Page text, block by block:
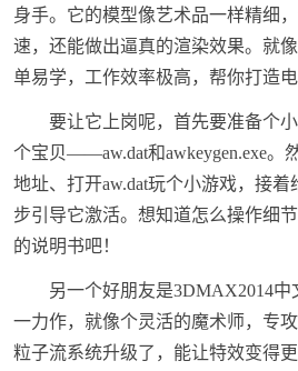
身手。它的模型像艺术品一样精细
速，还能做出逼真的渲染效果。就
单易学，工作效率极高，帮你打造电
要让它上岗呢，首先要准备个
个宝贝——aw.dat和awkeygen.exe。
地址、打开aw.dat玩个小游戏，接着
步引导它激活。想知道怎么操作细
的说明书吧！
另一个好朋友是3DMAX2014中
一力作，就像个灵活的魔术师，专
粒子流系统升级了，能让特效变得